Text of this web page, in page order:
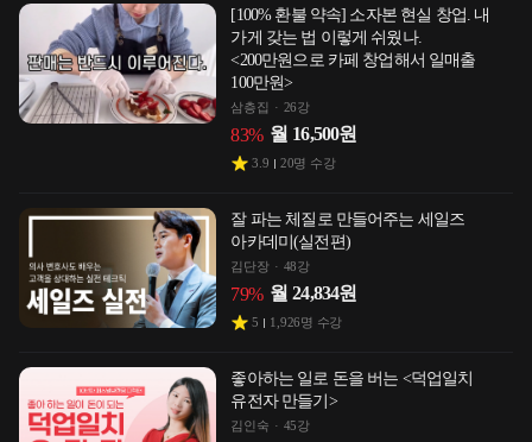
[100% 환불 약속] 소자본 현실 창업. 내
가게 갖는 법 이렇게 쉬웠나.
<200만원으로 카페 창업해서 일매출
100만원>
삼층집 26강
83% 월 16,500원
3.9 20명 수강
잘 파는 체질로 만들어주는 세일즈
아카데미(실전편)
김단장 48강
79% 월 24,834원
5 1,926명 수강
좋아하는 일로 돈을 버는 <덕업일치
유전자 만들기>
김인숙 45강